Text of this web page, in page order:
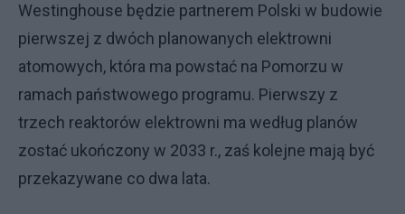
Westinghouse będzie partnerem Polski w budowie
pierwszej z dwóch planowanych elektrowni
atomowych, która ma powstać na Pomorzu w
ramach państwowego programu. Pierwszy z
trzech reaktorów elektrowni ma według planów
zostać ukończony w 2033 r., zaś kolejne mają być
przekazywane co dwa lata.